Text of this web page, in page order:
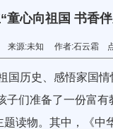
童心向祖国 书香
来源:未知 作者:石云霜
历史、感悟家国情
们准备了一份富有
物。其中，《中